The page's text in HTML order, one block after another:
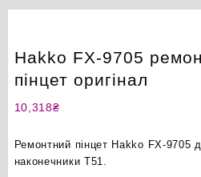
Hakko FX-9705
пінцет оригінал
10,318₴
Ремонтний пінцет Hakko FX-9705
наконечники T51.